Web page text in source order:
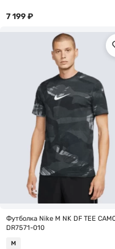
7 199 ₽
Футболка Nike M NK DF TEE
DR7571-010
M